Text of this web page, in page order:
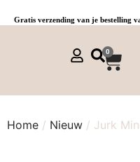
Gratis verzending van je bestelling
0
Home / Nieuw / Jurk